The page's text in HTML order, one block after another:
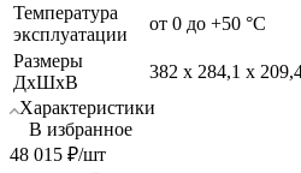
Температура
эксплуатации
от 0 до +50 °C
Размеры
ДхШхВ
382 x 284,1 x
Характеристики
В избранное
48 015 ₽/шт